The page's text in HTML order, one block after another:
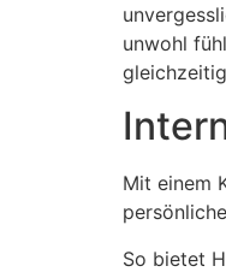
unwohl
Mit einem
So bietet